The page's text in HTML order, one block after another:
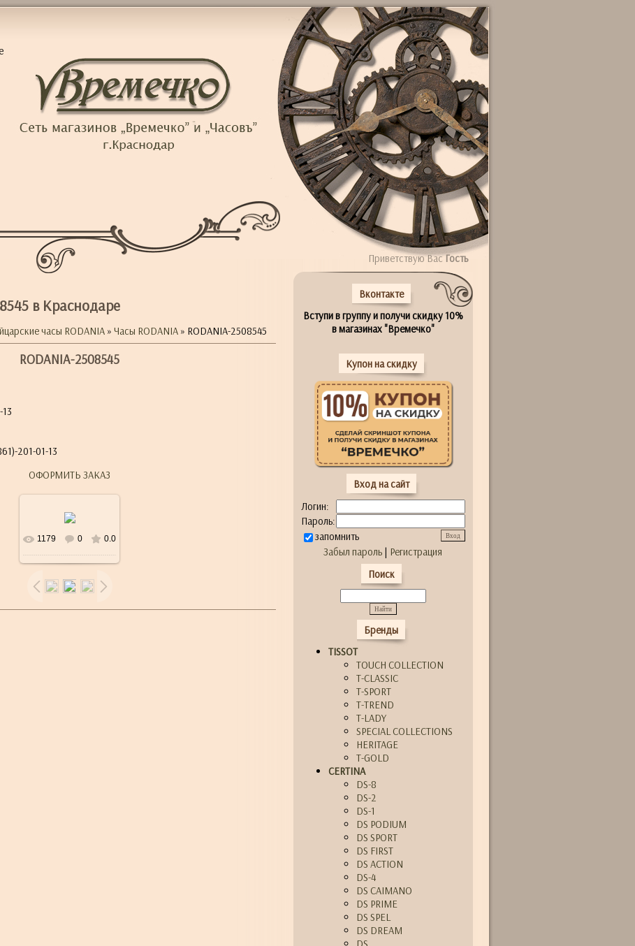
в Краснодаре
часы RODANIA» Часы RODANIA» RODANIA-2508545
RODANIA-2508545
201-01-13
ОФОРМИТЬ ЗАКАЗ
1179 0 0.0
Приветствую ВасГость
Вконтакте
Вступи в группу и получи скидку 10%
в магазинах "Времечко"
Купон на скидку
Вход на сайт
Логин:
Пароль:
запомнить
Забыл пароль | Регистрация
Поиск
Бренды
TISSOT
TOUCH COLLECTION
T-CLASSIC
T-SPORT
T-TREND
T-LADY
SPECIAL COLLECTIONS
HERITAGE
T-GOLD
CERTINA
DS-8
DS-2
DS-1
DS PODIUM
DS SPORT
DS FIRST
DS ACTION
DS-4
DS CAIMANO
DS PRIME
DS SPEL
DS DREAM